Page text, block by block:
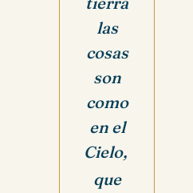
las
cosas
son
como
en el
Cielo,
que